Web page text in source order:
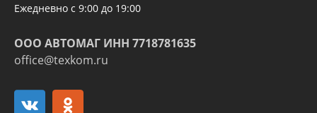
Ежедневно с 9:00 до 19:00
ООО АВТОМАГ ИНН 7718781635
office@texkom.ru